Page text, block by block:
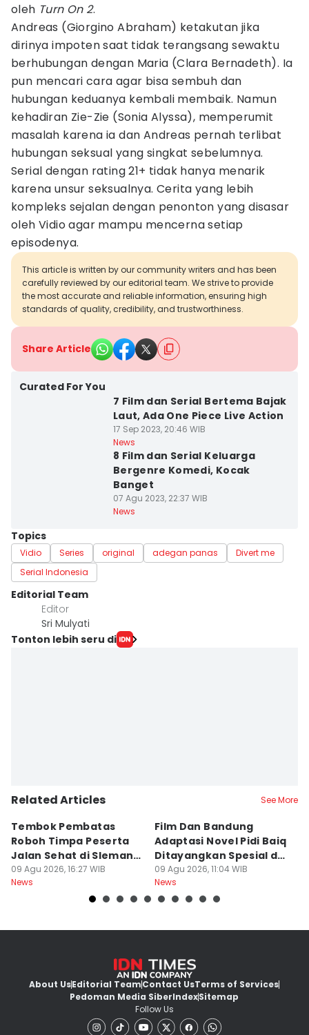
oleh Turn On 2.
Andreas (Giorgino Abraham) ketakutan jika
dirinya impoten saat tidak terangsang sewaktu
berhubungan dengan Maria (Clara Bernadeth). Ia
pun mencari cara agar bisa sembuh dan
hubungan keduanya kembali membaik. Namun
kehadiran Zie-Zie (Sonia Alyssa), memperumit
masalah karena ia dan Andreas pernah terlibat
hubungan seksual yang singkat sebelumnya.
Serial dengan rating 21+ tidak hanya menarik
karena unsur seksualnya. Cerita yang lebih
kompleks sejalan dengan penonton yang disasar
oleh Vidio agar mampu mencerna setiap
episodenya.
This article is written by our community writers and has been
carefully reviewed by our editorial team. We strive to provide
the most accurate and reliable information, ensuring high
standards of quality, credibility, and trustworthiness.
Share Article
Curated For You
7 Film dan Serial Bertema Bajak
Laut, Ada One Piece Live Action
17 Sep 2023, 20:46 WIB
News
8 Film dan Serial Keluarga
Bergenre Komedi, Kocak
Banget
07 Agu 2023, 22:37 WIB
News
Topics
Vidio Series original adegan panas
Divert me
Serial Indonesia
Editorial Team
Editor
Sri Mulyati
Tonton lebih seru di
Related Articles See More
Tembok Pembatas
Roboh Timpa Peserta
Jalan Sehat di Sleman,
10 Orang Luka
09 Agu 2026, 16:27 WIB
News
Film Dan Bandung
Adaptasi Novel Pidi Baiq
Ditayangkan Spesial di
Jogja
09 Agu 2026, 11:04 WIB
News
About UsEditorial TeamContact UsTerms of Services
Pedoman Media SiberIndexSitemap
Follow Us